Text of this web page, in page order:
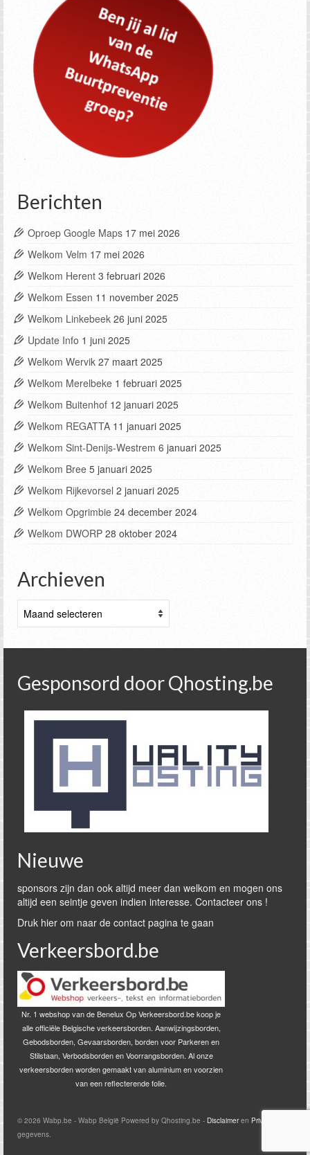
Berichten
Oproep Google Maps 17 mei 2026
Welkom Velm 17 mei 2026
Welkom Herent 3 februari 2026
Welkom Essen 11 november 2025
Welkom Linkebeek 26 juni 2025
Update Info 1 juni 2025
Welkom Wervik 27 maart 2025
Welkom Merelbeke 1 februari 2025
Welkom Buitenhof 12 januari 2025
Welkom REGATTA 11 januari 2025
Welkom Sint-Denijs-Westrem 6 januari 2025
Welkom Bree 5 januari 2025
Welkom Rijkevorsel 2 januari 2025
Welkom Opgrimbie 24 december 2024
Welkom DWORP 28 oktober 2024
Archieven
Gesponsord door Qhosting.be
Nieuwe
sponsors zijn dan ook altijd meer dan welkom en mogen ons
altijd een seintje geven indien interesse. Contacteer ons !
Druk hier om naar de contact pagina te gaan
Verkeersbord.be
Nr. 1 webshop van de Benelux Op Verkeersbord.be koop je
alle officiële Belgische verkeersborden. Aanwijzingsborden,
Gebodsborden, Gevaarsborden, borden voor Parkeren en
Stilstaan, Verbodsborden en Voorrangsborden. Al onze
verkeersborden worden gemaakt van aluminium en voorzien
van een reflecterende folie.
© 2026 Wabp.be - Wabp België Powered by Qhosting.be - Disclaimeren Privacy
gegevens.